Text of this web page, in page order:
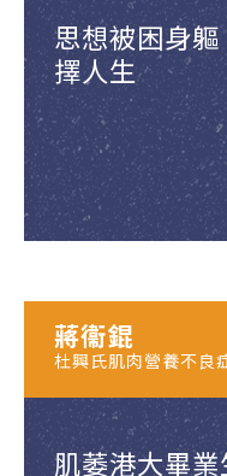
思想被困身
擇人生
肌萎港大畢
蔣衞錕
杜興氏肌肉營養不良